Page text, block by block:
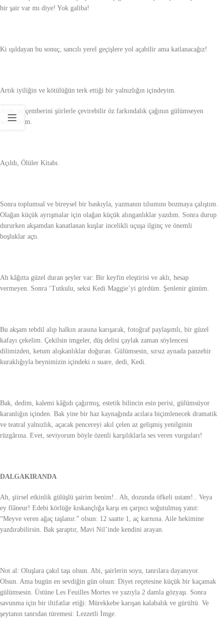
bir şair var mı diye! Yok galiba!
Ki ışıldayan bu sonuç, sancılı yerel geçişlere yol açabilir ama katlanacağız!
Artık iyiliğin ve kötülüğün terk ettiği bir yalnızlığın içindeyim.
Artık tel çemberini şiirlerle çevirebilir öz farkındalık çağının gülümseyen
nesnesiyim.
Açıldı, Ölüler Kitabı.
Sonra toplumsal ve bireysel bir baskıyla, yazmanın tılsımını bozmaya çalıştım.
Olağan küçük ayrışmalar için olağan küçük alınganlıklar yazdım. Sonra durup
dururken akşamdan kanatlanan kuşlar incelikli uçuşa ilginç ve önemli
boşluklar açtı.
Ah kâğıtta güzel duran şeyler var: Bir keyfin eleştirisi ve aklı, hesap
vermeyen. Sonra ‘Tutkulu, seksi Kedi Maggie’yi gördüm. Şenlenir günüm.
Bu akşam tebdil alıp halkın arasına karışarak, fotoğraf paylaşımlı, bir güzel
kafayı çekelim. Çekilsin imgeler, düş delisi çaylak zaman söylencesi
dilimizden, ketum alışkanlıklar doğuran. Gülümsesin, sırsız aynada panzehir
kuraklığıyla beynimizin içindeki o suare, dedi, Kedi.
Bak, dedim, kalemi kâğıdı çağırmış, estetik bilincin esin perisi, gülümsüyor
karanlığın içinden. Bak yine bir haz kaynağında acılara biçimlenecek dramatik
ve teatral yalnızlık, açacak pencereyi akıl çelen az gelişmiş yenilginin
rüzgârına. Evet, seviyorum böyle özenli karşılıklarla ses veren vurguları!
DALGAKIRANDA
Ah, şiirsel etkinlik gülüşlü şairim benim!.. Ah, dozunda öfkeli ustam!.. Veya
ey flâneur! Edebi körlüğe kıskançlığa karşı en çarpıcı soğutulmuş yanıt:
“Meyve veren ağaç taşlanır.” olsun: 12 saatte 1, aç karnına. Aile hekimine
yazdırabilirsin. Bak şaraptır, Mavi Nil’inde kendini arayan.
Not al: Oluşlara çakıl taşı olsun. Abi, şairlerin soyu, tanrılara dayanıyor.
Olsun. Ama bugün en sevdiğin gün olsun: Diyet reçetesine küçük bir kaçamak
gülümsesin. Üstüne Les Feuilles Mortes ve yazıyla 2 damla gözyaşı. Sonra
savunma için bir iltifatlar etiği: Mürekkebe karışan kalabalık ve gürültü. Ve
şeytanın tanrıdan türemesi: Lezzetli İmge.